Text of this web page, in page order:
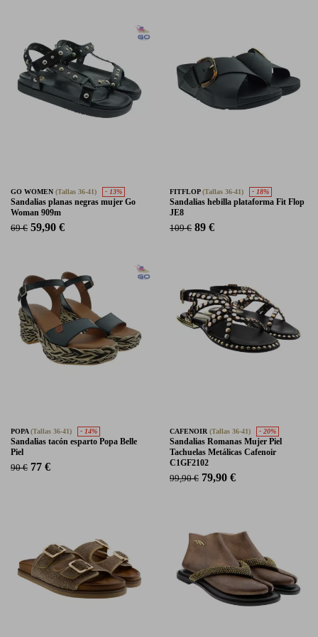
GO WOMEN (Tallas 36-41) - 13%
Sandalias planas negras mujer Go
Woman 909m
69 € 59,90 €
FITFLOP(Tallas 36-41) - 18%
Sandalias hebilla plataforma Fit Flop
JE8
109 € 89 €
POPA(Tallas 36-41) - 14%
Sandalias tacón esparto Popa Belle
Piel
90 € 77 €
CAFENOIR (Tallas 36-41) - 20%
Sandalias Romanas Mujer Piel
Tachuelas Metálicas Cafenoir
C1GF2102
99,90 € 79,90 €